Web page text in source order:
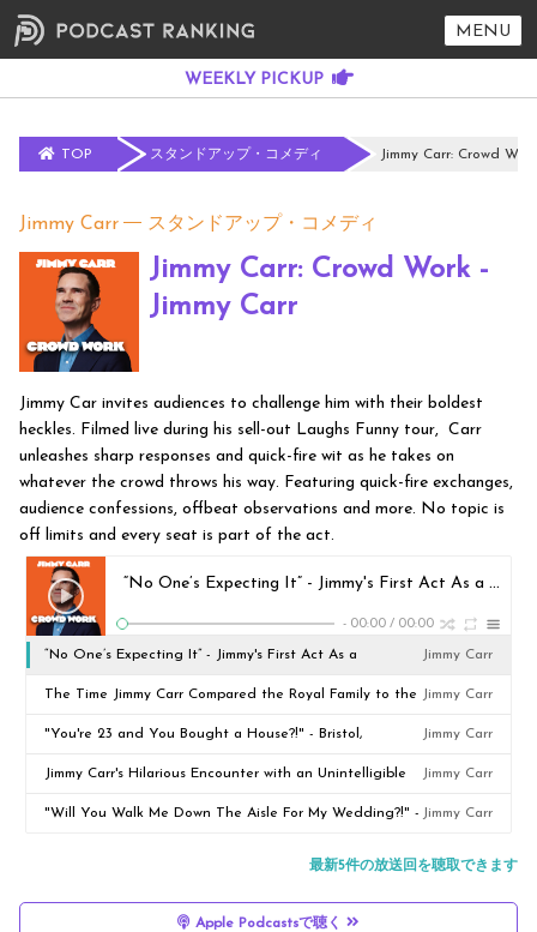
MENU
TOP スタンドアップ・コメディ Jimmy Carr: Crowd
Jimmy Carr スタンドアップ・コメディ
Jimmy Carr: Crowd Work -
Jimmy Carr
Jimmy Car invites audiences to challenge him with their boldest
heckles. Filmed live during his sell-out Laughs Funny tour, Carr
unleashes sharp responses and quick-fire wit as he takes on
whatever the crowd throws his way. Featuring quick-fire exchanges,
audience confessions, offbeat observations and more. No topic is
off limits and every seat is part of the act.
“No One’s Expecting It” - Jimmy's First Act As a Politician - Ghent, Belgium
- 00:00 / 00:00
“No One’s Expecting It” - Jimmy's First Act As a
Politician - Ghent, Belgium
Jimmy Carr
The Time Jimmy Carr Compared the Royal Family to the
Kardashians - Seattle, Washington State
Jimmy Carr
"You're 23 and You Bought a House?!" - Bristol,
England
Jimmy Carr
Jimmy Carr's Hilarious Encounter with an Unintelligible
Heckler! - Clacton, England
Jimmy Carr
"Will You Walk Me Down The Aisle For My Wedding?!" - Jimmy Carr
最新5件の放送回を聴取できます
Apple Podcastsで聴く